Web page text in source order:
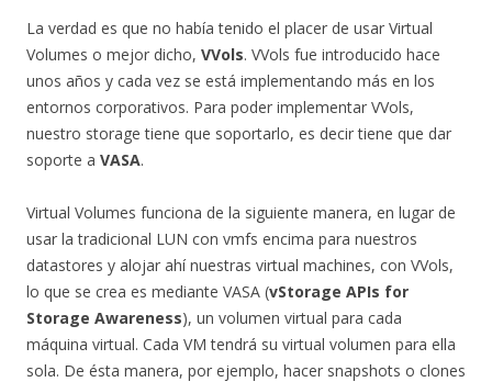
La verdad es que no había tenido el placer de usar Virtual
Volumes o mejor dicho, VVols. VVols fue introducido hace
unos años y cada vez se está implementando más en los
entornos corporativos. Para poder implementar VVols,
nuestro storage tiene que soportarlo, es decir tiene que dar
soporte a VASA.
Virtual Volumes funciona de la siguiente manera, en lugar de
usar la tradicional LUN con vmfs encima para nuestros
datastores y alojar ahí nuestras virtual machines, con VVols,
lo que se crea es mediante VASA (vStorage APIs for
Storage Awareness), un volumen virtual para cada
máquina virtual. Cada VM tendrá su virtual volumen para ella
sola. De ésta manera, por ejemplo, hacer snapshots o clones